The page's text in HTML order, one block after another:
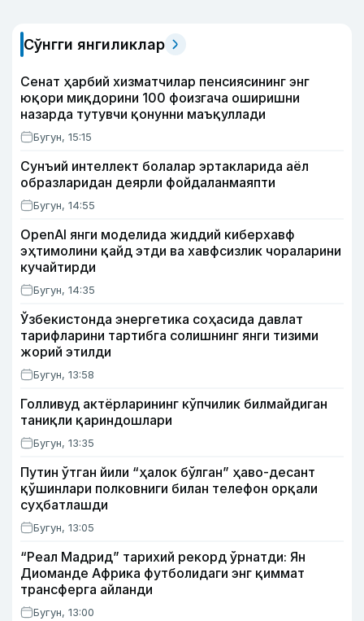
Сўнгги янгиликлар
Сенат ҳарбий хизматчилар пенсиясининг энг
юқори миқдорини 100 фоизгача оширишни
назарда тутувчи қонунни маъқуллади
Бугун, 15:15
Сунъий интеллект болалар эртакларида аёл
образларидан деярли фойдаланмаяпти
Бугун, 14:55
OpenAI янги моделида жиддий киберхавф
эҳтимолини қайд этди ва хавфсизлик чораларини
кучайтирди
Бугун, 14:35
Ўзбекистонда энергетика соҳасида давлат
тарифларини тартибга солишнинг янги тизими
жорий этилди
Бугун, 13:58
Голливуд актёрларининг кўпчилик билмайдиган
таниқли қариндошлари
Бугун, 13:35
Путин ўтган йили “ҳалок бўлган” ҳаво-десант
қўшинлари полковниги билан телефон орқали
суҳбатлашди
Бугун, 13:05
“Реал Мадрид” тарихий рекорд ўрнатди: Ян
Диоманде Африка футболидаги энг қиммат
трансферга айланди
Бугун, 13:00